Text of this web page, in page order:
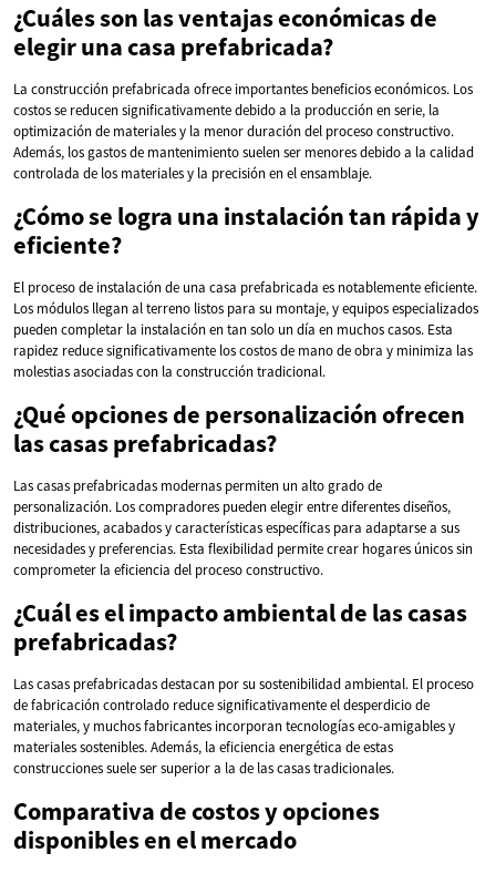
¿Cuáles son las ventajas económicas de
elegir una casa prefabricada?
La construcción prefabricada ofrece importantes beneficios económicos. Los
costos se reducen significativamente debido a la producción en serie, la
optimización de materiales y la menor duración del proceso constructivo.
Además, los gastos de mantenimiento suelen ser menores debido a la calidad
controlada de los materiales y la precisión en el ensamblaje.
¿Cómo se logra una instalación tan rápida y
eficiente?
El proceso de instalación de una casa prefabricada es notablemente eficiente.
Los módulos llegan al terreno listos para su montaje, y equipos especializados
pueden completar la instalación en tan solo un día en muchos casos. Esta
rapidez reduce significativamente los costos de mano de obra y minimiza las
molestias asociadas con la construcción tradicional.
¿Qué opciones de personalización ofrecen
las casas prefabricadas?
Las casas prefabricadas modernas permiten un alto grado de
personalización. Los compradores pueden elegir entre diferentes diseños,
distribuciones, acabados y características específicas para adaptarse a sus
necesidades y preferencias. Esta flexibilidad permite crear hogares únicos sin
comprometer la eficiencia del proceso constructivo.
¿Cuál es el impacto ambiental de las casas
prefabricadas?
Las casas prefabricadas destacan por su sostenibilidad ambiental. El proceso
de fabricación controlado reduce significativamente el desperdicio de
materiales, y muchos fabricantes incorporan tecnologías eco-amigables y
materiales sostenibles. Además, la eficiencia energética de estas
construcciones suele ser superior a la de las casas tradicionales.
Comparativa de costos y opciones
disponibles en el mercado